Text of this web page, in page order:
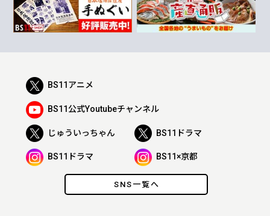
SNS一覧へ
BS11アニメ
BS11公式Youtubeチャンネル
じゅういっちゃん BS11ドラマ
BS11ドラマ BS11×京都